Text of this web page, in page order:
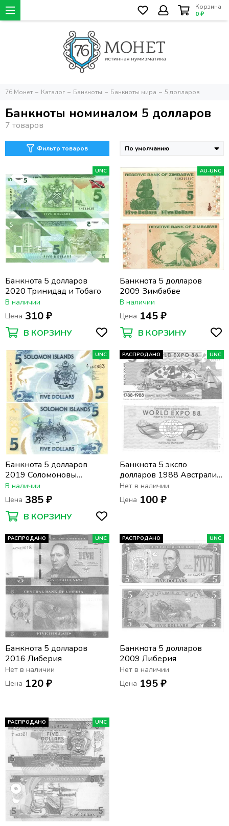
Корзина
0 ₽
76 Монет Каталог Банкноты Банкноты мира 5 долларов
Банкноты номиналом 5 долларов
Фильтр товаров
UNC
Банкнота 5 долларов
2020 Тринидад и Тобаго
В наличии
Цена 310 ₽
В КОРЗИНУ
AU-UNC
Банкнота 5 долларов
2009 Зимбабве
В наличии
Цена 145 ₽
В КОРЗИНУ
UNC
Банкнота 5 долларов
2019 Соломоновы
острова. Ловля тунца
В наличии
Цена 385 ₽
В КОРЗИНУ
РАСПРОДАНО UNC
Банкнота 5 экспо
долларов 1988 Австралия
(для участников EXPO 88)
Нет в наличии
Цена 100 ₽
РАСПРОДАНО UNC
Банкнота 5 долларов
2016 Либерия
Нет в наличии
Цена 120 ₽
РАСПРОДАНО UNC
Банкнота 5 долларов
2009 Либерия
Нет в наличии
Цена 195 ₽
РАСПРОДАНО UNC